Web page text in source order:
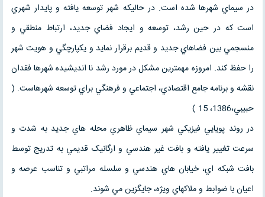
در سيماي شهرها شده است. در حاليکه شهر توسعه يافته و پايدار شهري
است که در حين رشد، توسعه و ايجاد فضاي جديد، ارتباط منطقي و
منسجمي بين فضاهاي جديد و قديم برقرار نمايد و يکپارچگي و هويت شهر
را حفظ کند. امروزه مهمترين مشکل در مورد رشد نا انديشيده شهرها فقدان
نقشه و برنامه جامع اقتصادي، اجتماعي و فرهنگي براي توسعه شهرهاست. (
حبيبي،1386، 15 )
در روند پويايي فيزيکي شهر سيماي ظاهري محله هاي جديد به شدت و
سرعت تغيير يافته و بافت غير هندسي و ارگانيک قديمي به تدريج توسط
بافت شبکه اي، خيابان هاي هندسي و سلسله مراتبي و تناسب عرصه و
اعيان با ضوابط و ملاکهاي ويژه، جايگزين مي شوند.